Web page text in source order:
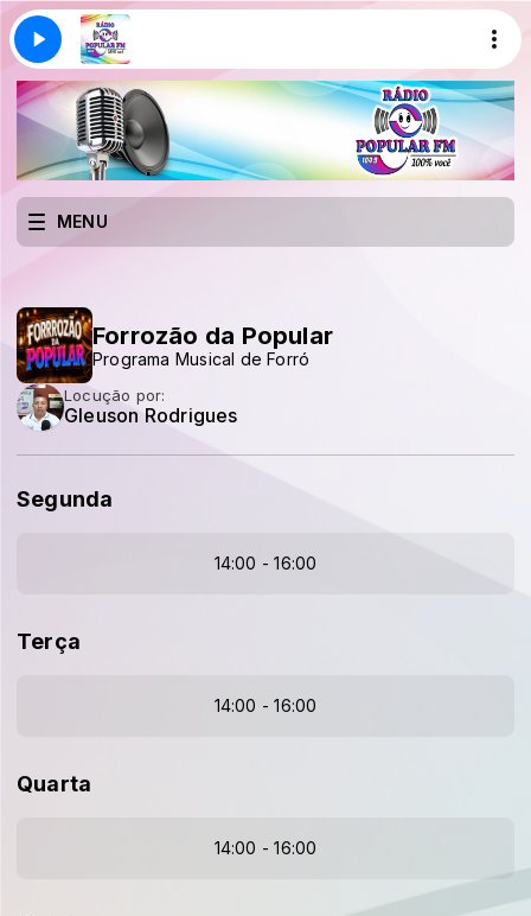
MENU
Forrozão da Popular
Programa Musical de Forró
Locução por:
Gleuson Rodrigues
Segunda
14:00 - 16:00
Terça
14:00 - 16:00
Quarta
14:00 - 16:00